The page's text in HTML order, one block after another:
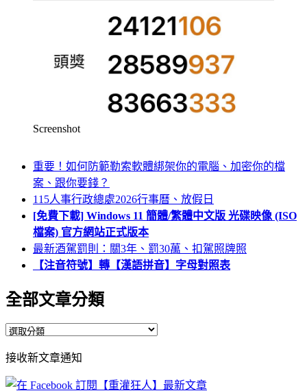
Screenshot
重要！如何防範勒索軟體綁架你的電腦、加密你的檔
案、跟你要錢？
115人事行政總處2026行事曆、放假日
[免費下載] Windows 11 簡體/繁體中文版 光碟映像 (ISO
檔案) 官方網站正式版本
最新酒駕罰則：關3年、罰30萬、扣駕照牌照
【注音符號】轉【漢語拼音】字母對照表
全部文章分類
全
文
章
接收新文章通知